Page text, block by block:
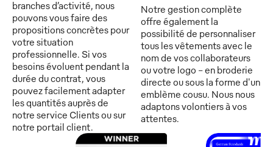
branches d’activité, nous
pouvons vous faire des
propositions concrètes pour
votre situation
professionnelle. Si vos
besoins évoluent pendant la
durée du contrat, vous
pouvez facilement adapter
les quantités auprès de
notre service Clients ou sur
notre portail client.
Notre gestion complète
offre également la
possibilité de personnaliser
tous les vêtements avec le
nom de vos collaborateurs
ou votre logo - en broderie
directe ou sous la forme d'un
emblème cousu. Nous nous
adaptons volontiers à vos
attentes.